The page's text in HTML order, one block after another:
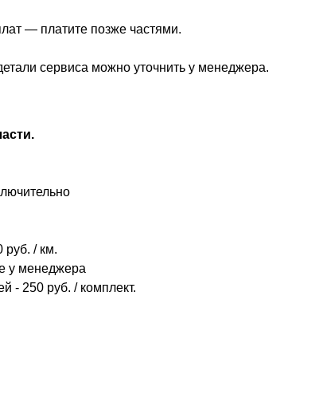
— платите позже частями.
сервиса можно уточнить у менеджера.
руб. / км.
у менеджера
- 250 руб. / комплект.